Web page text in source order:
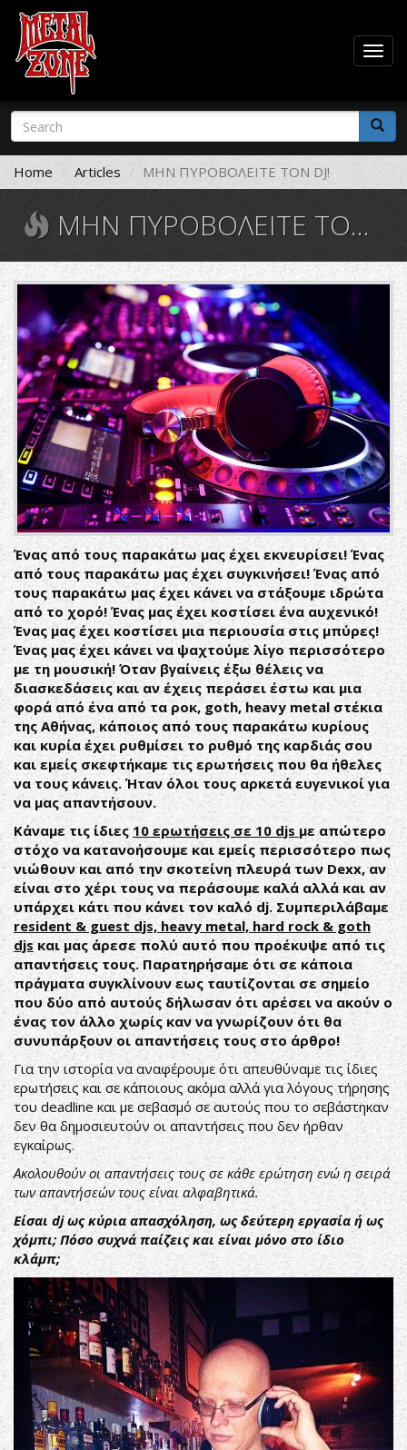
Skip
main
content
Search
form
Search
Home Articles ΜΗΝ ΠΥΡΟΒΟΛΕΙΤΕ ΤΟΝ DJ!
ΜΗΝ ΠΥΡΟΒΟΛΕΙΤΕ ΤΟΝ DJ!
Djdeck.jpg
Ένας από τους παρακάτω μας έχει εκνευρίσει! Ένας
από τους παρακάτω μας έχει συγκινήσει! Ένας από
τους παρακάτω μας έχει κάνει να στάξουμε ιδρώτα
από το χορό! Ένας μας έχει κοστίσει ένα αυχενικό!
Ένας μας έχει κοστίσει μια περιουσία στις μπύρες!
Ένας μας έχει κάνει να ψαχτούμε λίγο περισσότερο
με τη μουσική! Όταν βγαίνεις έξω θέλεις να
διασκεδάσεις και αν έχεις περάσει έστω και μια
φορά από ένα από τα ροκ, goth, heavy metal στέκια
της Αθήνας, κάποιος από τους παρακάτω κυρίους
και κυρία έχει ρυθμίσει το ρυθμό της καρδιάς σου
και εμείς σκεφτήκαμε τις ερωτήσεις που θα ήθελες
να τους κάνεις. Ήταν όλοι τους αρκετά ευγενικοί για
να μας απαντήσουν.
Κάναμε τις ίδιες 10 ερωτήσεις σε 10 djs με απώτερο
στόχο να κατανοήσουμε και εμείς περισσότερο πως
νιώθουν και από την σκοτείνη πλευρά των Dexx, αν
είναι στο χέρι τους να περάσουμε καλά αλλά και αν
υπάρχει κάτι που κάνει τον καλό dj. Συμπεριλάβαμε
resident & guest djs, heavy metal, hard rock & goth
djs και μας άρεσε πολύ αυτό που προέκυψε από τις
απαντήσεις τους. Παρατηρήσαμε ότι σε κάποια
πράγματα συγκλίνουν εως ταυτίζονται σε σημείο
που δύο από αυτούς δήλωσαν ότι αρέσει να ακούν ο
ένας τον άλλο χωρίς καν να γνωρίζουν ότι θα
συνυπάρξουν οι απαντήσεις τους στο άρθρο!
Για την ιστορία να αναφέρουμε ότι απευθύναμε τις ίδιες
ερωτήσεις και σε κάποιους ακόμα αλλά για λόγους τήρησης
του deadline και με σεβασμό σε αυτούς που το σεβάστηκαν
δεν θα δημοσιευτούν οι απαντήσεις που δεν ήρθαν
εγκαίρως.
Ακολουθούν οι απαντήσεις τους σε κάθε ερώτηση ενώ η σειρά
των απαντήσεών τους είναι αλφαβητικά.
Είσαι dj ως κύρια απασχόληση, ως δεύτερη εργασία ή ως
χόμπι; Πόσο συχνά παίζεις και είναι μόνο στο ίδιο
κλάμπ;